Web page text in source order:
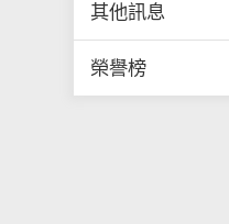
其他訊息
榮譽榜